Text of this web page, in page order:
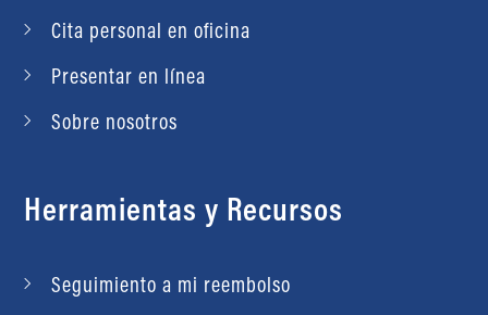
Cita personal en oficina
Presentar en línea
Sobre nosotros
Herramientas y Recursos
Seguimiento a mi reembolso